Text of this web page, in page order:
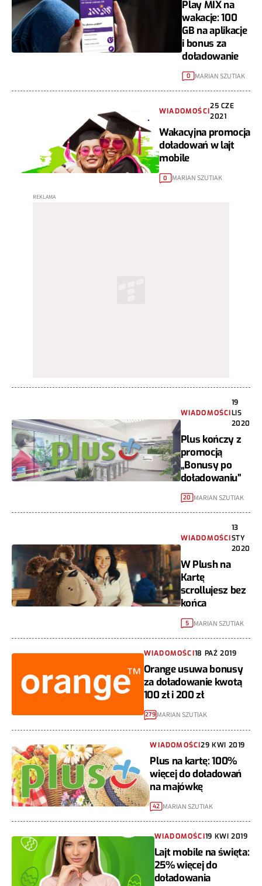
Play MIX na
wakacje: 100
GB na aplikacje
i bonus za
doładowanie
0 MARIAN SZUTIAK
WIADOMOŚCI
25 CZE
2021
Wakacyjna promocja
doładowań w lajt
mobile
0 MARIAN SZUTIAK
WIADOMOŚCI
19
LIS
2020
Plus kończy z
promocją
„Bonusy po
doładowaniu”
20 MARIAN SZUTIAK
WIADOMOŚCI
13
STY
2020
W Plush na
Kartę
scrollujesz bez
końca
5 MARIAN SZUTIAK
WIADOMOŚCI18 PAŹ 2019
Orange usuwa bonusy
za doładowanie kwotą
100 zł i 200 zł
279 MARIAN SZUTIAK
WIADOMOŚCI29 KWI 2019
Plus na kartę: 100%
więcej do doładowań
na majówkę
42 MARIAN SZUTIAK
WIADOMOŚCI19 KWI 2019
Lajt mobile na święta:
25% więcej do
doładowania